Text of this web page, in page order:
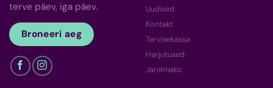
terve päev, iga päev.
Broneeri aeg
Uudised
Kontakt
Tervisekassa
Harjutused
Järelmaks